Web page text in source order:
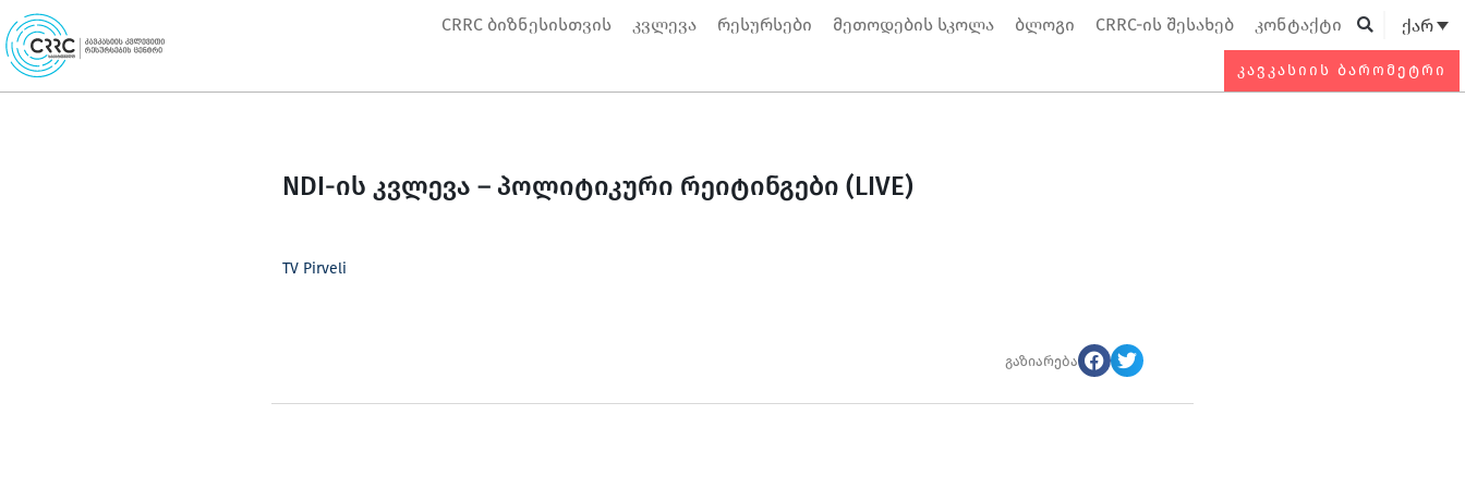
Skip
to
content
CRRC ბიზნესისთვის კვლევა რესურსები მეთოდების სკოლა ბლოგი CRRC-ის შესახებ კონტაქტი ქარ
ᲙᲐᲕᲙᲐᲡᲘᲘᲡ ᲑᲐᲠᲝᲛᲔᲢᲠᲘ
NDI-ის კვლევა – პოლიტიკური რეიტინგები (LIVE)
TV Pirveli
გაზიარება